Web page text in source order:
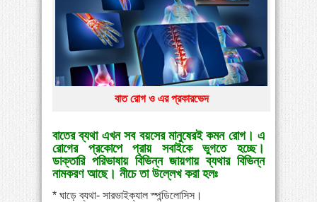
»ঘাড়ের হাড় ক্ষয় রোগের বিজ্ঞান ভিত্তিক চিকিৎসা
পায়ের পাতা ব্যথার যত কারণ ও সমাধান
বাংলাদেশে বাড়ছে মায়েলোমা রোগী—সমাধানে বিশেষজ্ঞদের
বাত রোগ ও এর প্রকারভেদ
বাতের ব্যথা এখন সব বয়সের মানুষেরই কমন রোগ। এ
রোগের প্রকোপে প্রায় সবাইকে ভুগতে হচ্ছে।
ডাক্তারি পরিভাষায় বিভিন্ন জায়গায় ব্যথার বিভিন্ন
নামকরণ আছে। নীচে তা উল্লেখ করা হলঃ
* ঘাড়ে ব্যথা- সারভাইক্যাল স্পন্ডিলোসিস।